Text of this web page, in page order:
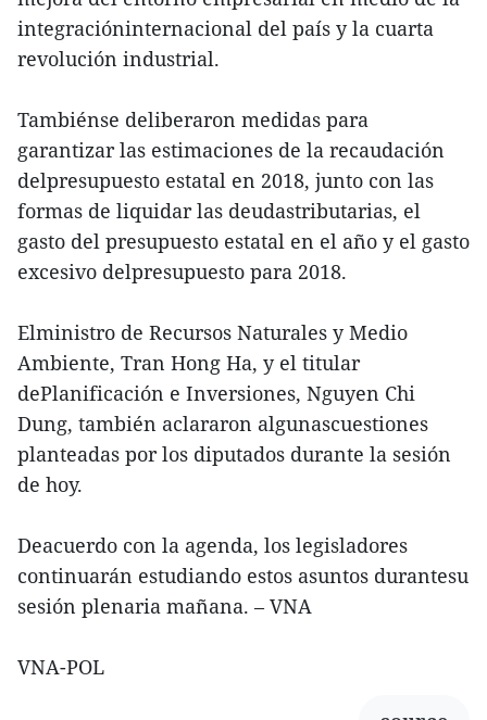
integracióninternacional del país y la cuarta
revolución industrial.
Tambiénse deliberaron medidas para
garantizar las estimaciones de la recaudación
delpresupuesto estatal en 2018, junto con las
formas de liquidar las deudastributarias, el
gasto del presupuesto estatal en el año y el gasto
excesivo delpresupuesto para 2018.
Elministro de Recursos Naturales y Medio
Ambiente, Tran Hong Ha, y el titular
dePlanificación e Inversiones, Nguyen Chi
Dung, también aclararon algunascuestiones
planteadas por los diputados durante la sesión
de hoy.
Deacuerdo con la agenda, los legisladores
continuarán estudiando estos asuntos durantesu
sesión plenaria mañana. – VNA
VNA-POL